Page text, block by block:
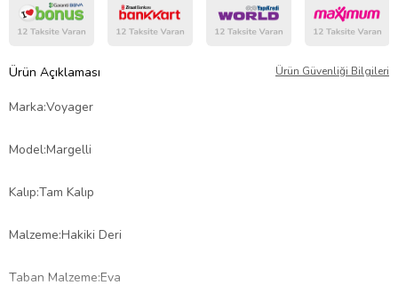
Ürün Açıklaması Ürün Güvenliği Bilgileri
Marka:Voyager
Model:Margelli
Kalıp:Tam Kalıp
Malzeme:Hakiki Deri
Taban Malzeme:Eva